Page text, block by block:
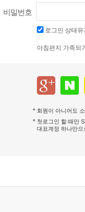
비밀번호
로그인 상태유
아침편지 가족되기
회원이 아니어도
첫로그인 할 때만
대표계정 하나만